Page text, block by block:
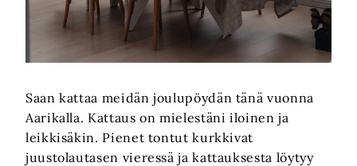
Saan kattaa meidän joulupöydän tänä vuonna
Aarikalla. Kattaus on mielestäni iloinen ja
leikkisäkin. Pienet tontut kurkkivat
juustolautasen vieressä ja kattauksesta löytyy